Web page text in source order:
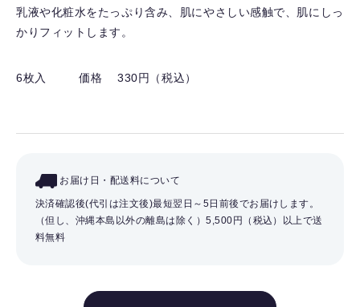
す
乳液や化粧水をたっぷり含み、肌にやさしい感触で、肌にしっ
かりフィットします。
6枚入 価格 330円（税込）
お届け日・配送料について
決済確認後(代引は注文後)最短翌日～5日前後でお届けします。
（但し、沖縄本島以外の離島は除く）5,500円（税込）以上で送
料無料